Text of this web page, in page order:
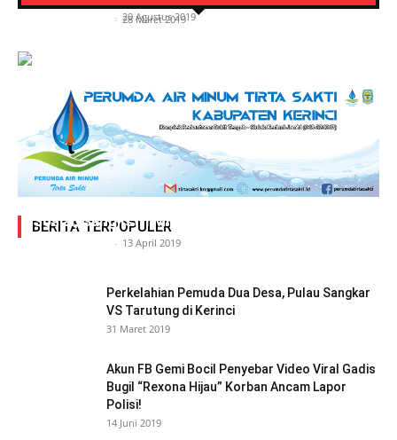
- 20 Agustus 2019
- 28 Maret 2019
BERITA TERPOPULER
Adegan Ranjang Dua Kadis, Perhubungan Vs
Sosial, Sang Istri Miliki Bukti Video Mesum Hot
- 13 April 2019
Perkelahian Pemuda Dua Desa, Pulau Sangkar
VS Tarutung di Kerinci
31 Maret 2019
Akun FB Gemi Bocil Penyebar Video Viral Gadis
Bugil “Rexona Hijau” Korban Ancam Lapor
Polisi!
14 Juni 2019